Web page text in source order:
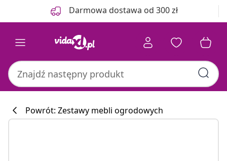
Darmowa dostawa od 300 zł
Powrót: Zestawy mebli ogrodowych